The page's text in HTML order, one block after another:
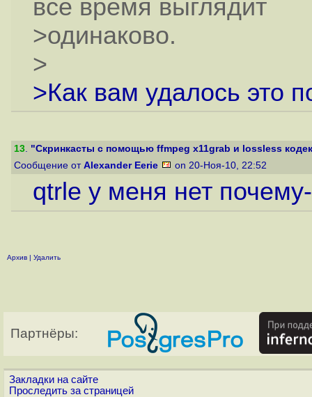
все время выглядит
>одинаково.
>
>Как вам удалось это
13. "Скринкасты с помощью ffmpeg x11grab и lossless
Сообщение от Alexander Eerie on 20-Ноя-10, 22:52
qtrle у меня нет
Архив | Удалить
Партнёры:
Закладки на сайте
Проследить за страницей